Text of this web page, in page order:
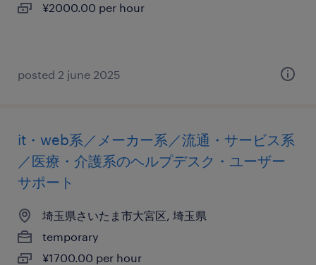
¥2000.00 per hour
posted 2 june 2025
it・web系／メーカー系／流通・サービス系
／医療・介護系のヘルプデスク・ユーザー
サポート
埼玉県さいたま市大宮区, 埼玉県
temporary
¥1700.00 per hour